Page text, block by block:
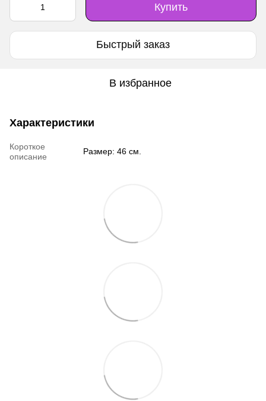
Купить
Быстрый заказ
В избранное
Характеристики
Короткое
описание
Размер: 46 см.